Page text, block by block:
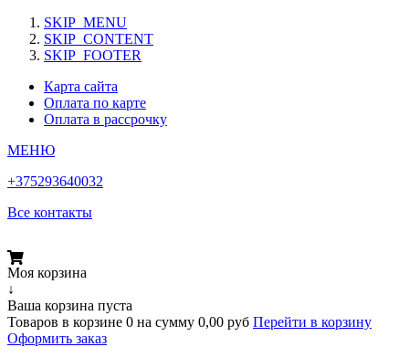
SKIP_MENU
SKIP_CONTENT
SKIP_FOOTER
Карта сайта
Оплата по карте
Оплата в рассрочку
МЕНЮ
+375293640032
Все контакты
Моя корзина
↓
Ваша корзина пуста
Товаров в корзине 0 на сумму 0,00 руб Перейти в корзину
Оформить заказ